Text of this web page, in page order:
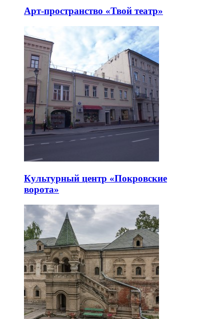
Арт-пространство «Твой театр»
Культурный центр «Покровские
ворота»